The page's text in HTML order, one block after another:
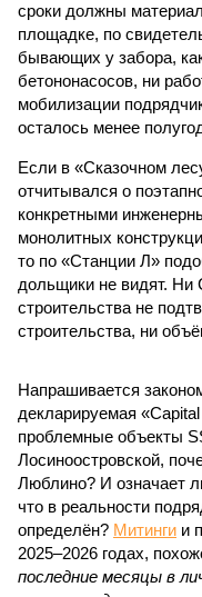
сроки должны
площадке, по
бывающих у забора,
бетононасосов, ни
мобилизации
осталось менее
Если в «Сказочном
отчитывался о
конкретными
монолитных
то по «Станции Л»
дольщики не видят. Ни
строительства не
строительства, ни
Напрашивается
декларируемая
проблемные объекты
Лосиноостровской,
Люблино? И означает
что в реальности
определён? Митинги и
2025–2026 годах,
последние месяцы в